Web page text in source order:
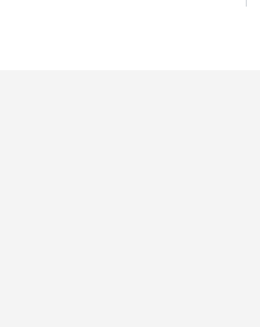
© Publifast・2025・